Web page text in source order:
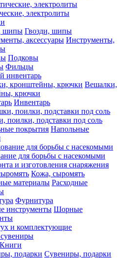
электролиты
Гвозди, шипы
Инструменты,
Подковы
Фильцы
инвентарь
Вешалки,
крючки
Инвентарь
поилки, подставки под соль
Напольные
для борьбы с насекомыми
и изготовления снаряжения
Кожа, сыромять
Расходные
Фурнитура
Шорные
и комплектующие
Книги
Сувениры, подарки